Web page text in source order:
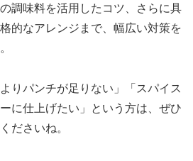
調味料を活用したコツ、さらに具
的なアレンジまで、幅広い対策を
りパンチが足りない」「スパイス
に仕上げたい」という方は、ぜひ
ださいね。